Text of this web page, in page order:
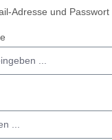
Adresse und Passwort